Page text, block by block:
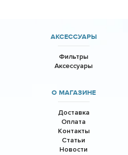
АКСЕССУАРЫ
Фильтры
Аксессуары
О МАГАЗИНЕ
Доставка
Оплата
Контакты
Статьи
Новости